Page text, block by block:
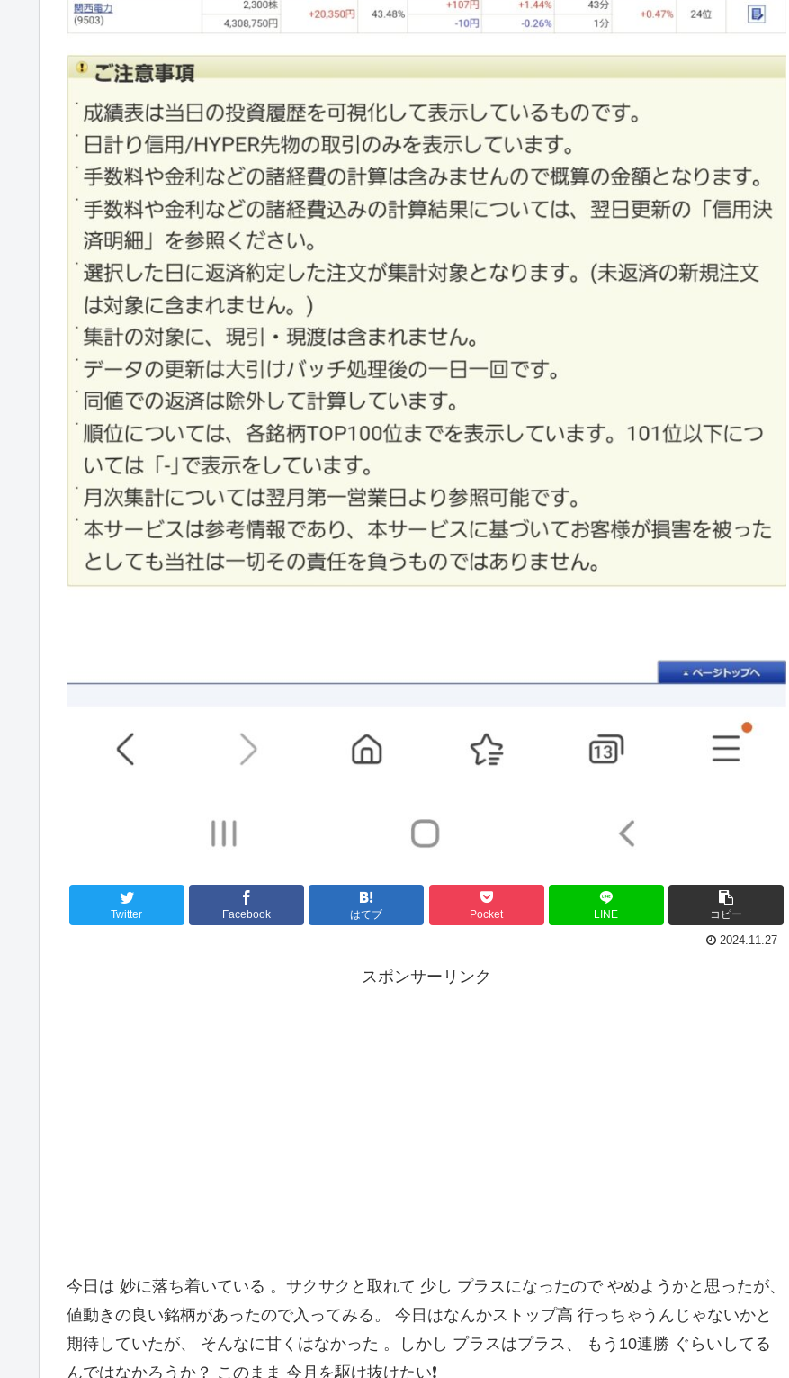
Twitter Facebook はてブ Pocket LINE コピー
2024.11.27
スポンサーリンク
今日は 妙に落ち着いている 。サクサクと取れて 少し プラスになったので やめようかと思ったが、
値動きの良い銘柄があったので入ってみる。 今日はなんかストップ高 行っちゃうんじゃないかと
期待していたが、 そんなに甘くはなかった 。しかし プラスはプラス、 もう10連勝 ぐらいしてる
んではなかろうか？ このまま 今月を駆け抜けたい❗